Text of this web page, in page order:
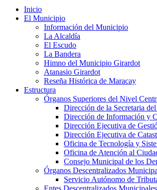
Inicio
El Municipio
Información del Municipio
La Alcaldía
El Escudo
La Bandera
Himno del Municipio Girardot
Atanasio Girardot
Reseña Histórica de Maracay
Estructura
Órganos Superiores del Nivel
Dirección de la Secretaria
Dirección de Información y
Dirección Ejecutiva de
Dirección Ejecutiva de
Oficina de Tecnología y
Oficina de Atención al
Consejo Municipal de los
Órganos Descentralizados
Servicio Autónomo de
Entes Descentralizados Municipales